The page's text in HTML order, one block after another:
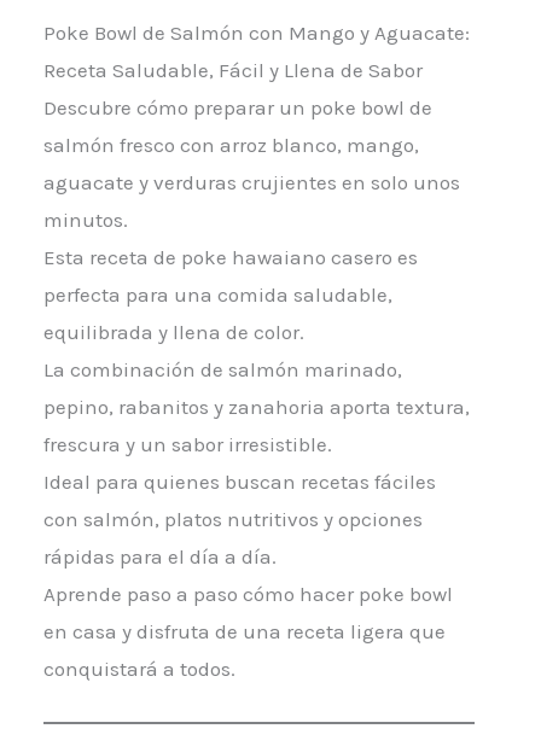
Poke Bowl de Salmón con Mango y Aguacate:
Receta Saludable, Fácil y Llena de Sabor
Descubre cómo preparar un poke bowl de
salmón fresco con arroz blanco, mango,
aguacate y verduras crujientes en solo unos
minutos.
Esta receta de poke hawaiano casero es
perfecta para una comida saludable,
equilibrada y llena de color.
La combinación de salmón marinado,
pepino, rabanitos y zanahoria aporta textura,
frescura y un sabor irresistible.
Ideal para quienes buscan recetas fáciles
con salmón, platos nutritivos y opciones
rápidas para el día a día.
Aprende paso a paso cómo hacer poke bowl
en casa y disfruta de una receta ligera que
conquistará a todos.